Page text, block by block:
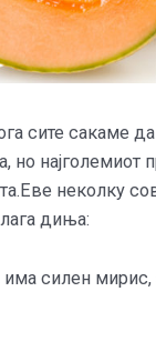
сите сакаме
но најголемиот
неколку
диња:
силен мирис,